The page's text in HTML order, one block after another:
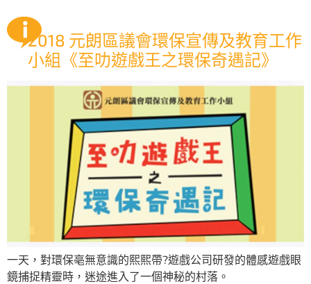
2018 元朗區議會環保宣傳及教育工作
小組《至叻遊戲王之環保奇遇記》
一天，對環保亳無意識的熙熙帶?遊戲公司研發的體感遊戲眼
鏡捕捉精靈時，迷途進入了一個神秘的村落。